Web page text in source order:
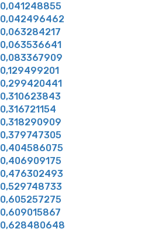
0,041248855
0,042496462
0,063284217
0,063536641
0,083367909
0,129499201
0,299420441
0,310623843
0,316721154
0,318290909
0,379747305
0,404586075
0,406909175
0,476302493
0,529748733
0,605257275
0,609015867
0,628480648